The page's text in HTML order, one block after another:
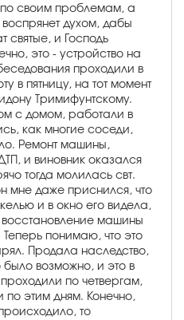
по своим проблемам, а
воспрянет духом, дабы
святые, и Господь
это - устройство на
проходили в
в пятницу, на тот момент
Тримифунтскому.
с домом, работали в
как многие соседи,
Ремонт машины,
и виновник оказался
тогда молилась свт.
мне даже приснился, что
и в окно его видела,
машины
Теперь понимаю, что это
Продала наследство,
было возможно, и это в
по четвергам,
по этим дням. Конечно,
то